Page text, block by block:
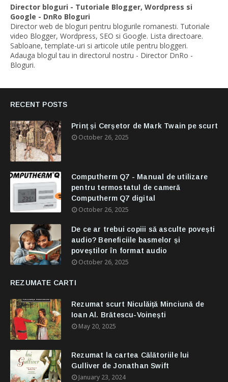
Director bloguri - Tutoriale Blogger, Wordpress si
Google - DnRo Bloguri
Director web de bloguri pentru blogurile romanesti. Tutoriale
video Blogger, Wordpress, SEO si Google. Lista directoare.
Sabloane, template-uri si articole utile pentru bloggeri.
Adauga blogul tau in directorul nostru - Director DnRo -
Bloguri.
RECENT POSTS
Prinț și Cerșetor de Mark Twain pe scurt
October 26, 2025
Computherm Q7 - Manual de utilizare
pentru termostatul de cameră
Computherm Q7 digital
October 26, 2025
De ce ar trebui copiii să asculte povești
audio? Beneficiile basmelor și
poveștilor în format audio
October 26, 2025
REZUMATE CARTI
Rezumat scurt Niculăiță Minciună de
Ioan Al. Brătescu-Voinești
May 20, 2025
Rezumat la cartea Călătoriile lui
Gulliver de Jonathan Swift
January 23, 2024